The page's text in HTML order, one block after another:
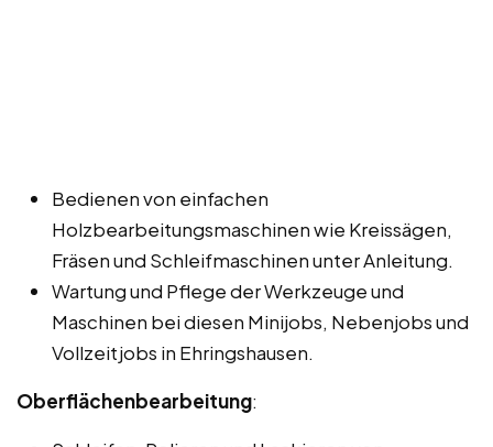
Bedienen von einfachen
Holzbearbeitungsmaschinen wie Kreissägen,
Fräsen und Schleifmaschinen unter Anleitung.
Wartung und Pflege der Werkzeuge und
Maschinen bei diesen Minijobs, Nebenjobs und
Vollzeitjobs in Ehringshausen.
Oberflächenbearbeitung: